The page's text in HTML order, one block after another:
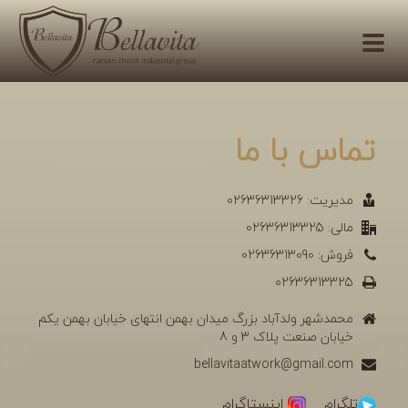
تماس با ما
مدیریت: 02636313326
مالی: 02636313325
فروش: 02636313090
02636313325
محمدشهر ولدآباد بزرگ میدان بهمن انتهای خیابان بهمن یکم
خیابان صنعت پلاک 3 و 8
bellavitaatwork@gmail.com